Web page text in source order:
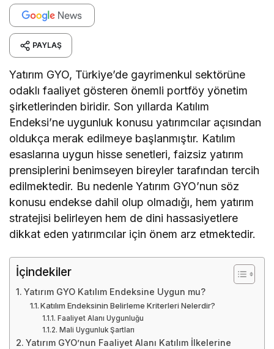
PAYLAŞ
Yatırım GYO, Türkiye’de gayrimenkul sektörüne
odaklı faaliyet gösteren önemli portföy yönetim
şirketlerinden biridir. Son yıllarda Katılım
Endeksi’ne uygunluk konusu yatırımcılar açısından
oldukça merak edilmeye başlanmıştır. Katılım
esaslarına uygun hisse senetleri, faizsiz yatırım
prensiplerini benimseyen bireyler tarafından tercih
edilmektedir. Bu nedenle Yatırım GYO’nun söz
konusu endekse dahil olup olmadığı, hem yatırım
stratejisi belirleyen hem de dini hassasiyetlere
dikkat eden yatırımcılar için önem arz etmektedir.
İçindekiler
Yatırım GYO Katılım Endeksine Uygun mu?
Katılım Endeksinin Belirleme Kriterleri Nelerdir?
Faaliyet Alanı Uygunluğu
Mali Uygunluk Şartları
Yatırım GYO’nun Faaliyet Alanı Katılım İlkelerine